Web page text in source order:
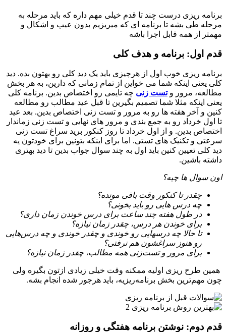
برنامه ریزی درست چند تا قدم خیلی مهم داره که باید مرحله به
مرحله طی بشه تا برنامه ای که میریزیم بدون عیب و اشکال و
مهمتر از همه قابل اجرا باشه
قدم اول: برنامه و هدف کلی
برنامه ریزی خوب اول از هرچیزی باید یک دید کلی رو بهتون بده. دید
کلی یعنی اینکه شما می خواین از تمام زمانی که دارین، به هر بخش
مطالعه، مرور وتست زنی چه تایمی رو اختصاص بدین. برنامه کلی
یعنی اینکه مثلا شما تصمیم بگیرین تا قبل عید مطالب رو مطالعه
کنین و آخر هفته ها رو به مرور و تست زنی اختصاص بدین. بعد عید
تا اول خرداد رو به جمع بندی و مرور های نهایی و تست زنی زماندار
اختصاص بدین. و از اول خرداد تا روز کنکور برید سراغ تست زنی
سرعتی و تکنیک های تستی. اما برای اینکه بتونین برای خودتون یه
دید کلی تعیین کنین باید اول به چند سوال جواب بدین تا دید بهتری
داشته باشین.
اون سوال ها چیه؟
چقدر تا کنکور وقت باقی مونده؟
چه درس هایی رو باید بخونی؟
در طول هفته چند ساعت برای درس خوندن زمان داری؟
برای خوندن هر درس، چقدر زمان نیازه؟
تا حالا چه درسهایی رو خوندی و چقدر خوندی و چه درس‌هایی
رو هنوز سراغشون هم نرفتی؟
برای مرور و تست‌زنی همه مطالب، چقدر زمان نیازه؟
همین طرح ریزی اولیه ممکنه وقت خیلی زیادی ازتون بگیره ولی
چون مهم‌ترین بخش برنامه‌ریزیه، باید هرجور شده انجام بشه.
قدم دوم: نوشتن برنامه هفتگی و روزانه